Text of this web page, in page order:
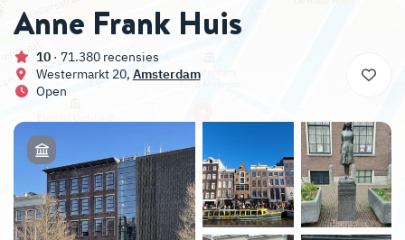
Anne Frank Huis
10 · 71.380 recensies
Westermarkt 20, Amsterdam
Open